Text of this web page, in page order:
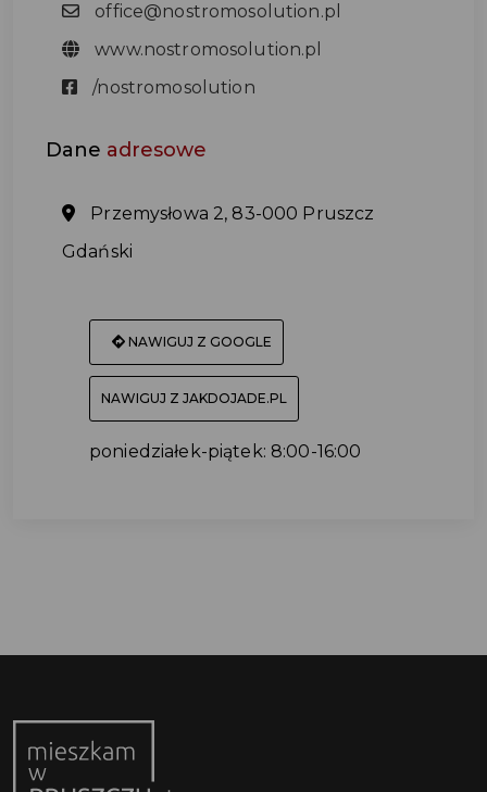
office@nostromosolution.pl
www.nostromosolution.pl
/nostromosolution
Dane adresowe
Przemysłowa 2, 83-000 Pruszcz
Gdański
NAWIGUJ Z GOOGLE
NAWIGUJ Z JAKDOJADE.PL
poniedziałek-piątek: 8:00-16:00